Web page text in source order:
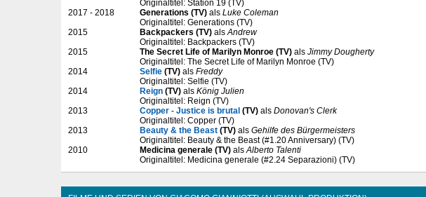
Originaltitel: Station 19 (TV)
2017 - 2018
Generations (TV) als Luke Coleman
Originaltitel: Generations (TV)
2015
Backpackers (TV) alsAndrew
Originaltitel: Backpackers (TV)
2015
The Secret Life of Marilyn Monroe (TV) als Jimmy Dougherty
Originaltitel: The Secret Life of Marilyn Monroe (TV)
2014
Selfie (TV) als Freddy
Originaltitel: Selfie (TV)
2014
Reign (TV) als König Julien
Originaltitel: Reign (TV)
2013
Copper - Justice is brutal (TV) als Donovan's Clerk
Originaltitel: Copper (TV)
2013
Beauty & the Beast (TV) als Gehilfe des Bürgermeisters
Originaltitel: Beauty & the Beast (#1.20 Anniversary) (TV)
2010
Medicina generale (TV) alsAlberto Talenti
Originaltitel: Medicina generale (#2.24 Separazioni) (TV)